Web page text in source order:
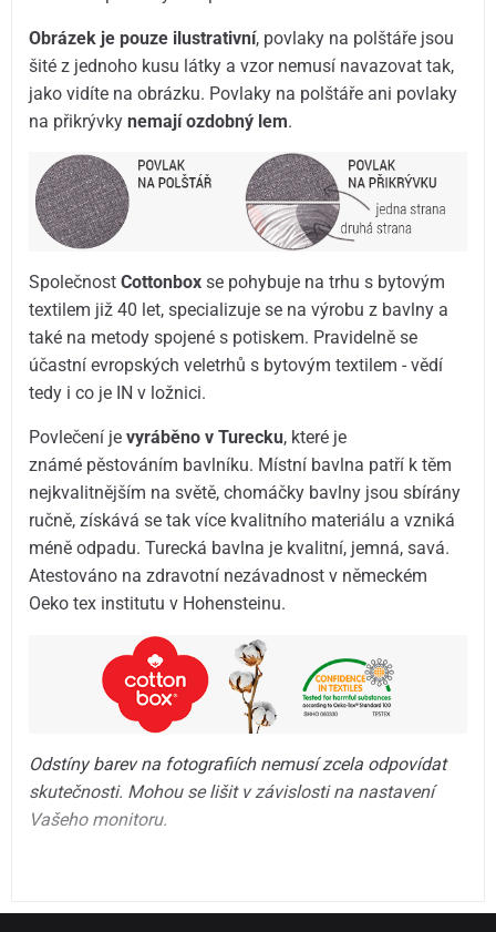
Obrázek je pouze ilustrativní, povlaky na polštáře jsou
šité z jednoho kusu látky a vzor nemusí navazovat tak,
jako vidíte na obrázku. Povlaky na polštáře ani povlaky
na přikrývkynemají ozdobný lem.
SpolečnostCottonbox se pohybuje na trhu s bytovým
textilem již 40 let, specializuje se na výrobu z bavlny a
také na metody spojené s potiskem. Pravidelně se
účastní evropských veletrhů s bytovým textilem - vědí
tedy i co je IN v ložnici.
Povlečení jevyráběno v Turecku, které je
známé pěstováním bavlníku. Místní bavlna patří k těm
nejkvalitnějším na světě, chomáčky bavlny jsou sbírány
ručně, získává se tak více kvalitního materiálu a vzniká
méně odpadu. Turecká bavlna je kvalitní, jemná, savá.
Atestováno na zdravotní nezávadnost v německém
Oeko tex institutu v Hohensteinu.
Odstíny barev na fotografiích nemusí zcela odpovídat
skutečnosti. Mohou se lišit v závislosti na nastavení
Vašeho monitoru.